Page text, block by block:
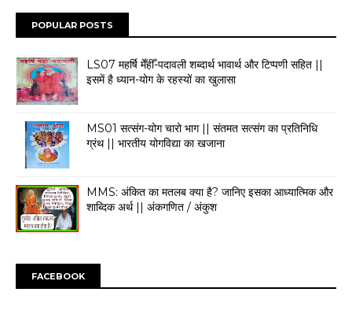
POPULAR POSTS
LS07 महर्षि मेँहीँ-पदावली शब्दार्थ भावार्थ और टिप्पणी सहित ||
इसमें है ध्यान-योग के रहस्यों का खुलासा
MS01 सत्संग-योग चारो भाग || संतमत सत्संग का प्रतिनिधि
ग्रंथ || भारतीय योगविद्या का खजाना
MMS: ​अंकित का मतलब क्या है? जानिए इसका आध्यात्मिक और
शाब्दिक अर्थ || अंकगणित / अंकुश
FACEBOOK